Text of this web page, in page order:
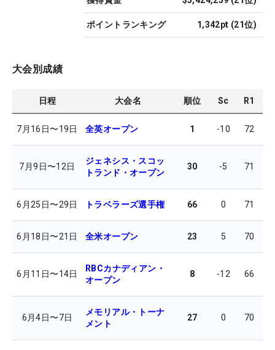
ポイントランキング 1,342pt (21位)
大会別成績
日程 大会名 順位 Sc R1
7月16日〜19日 全英オープン 1 -10 72
7月9日〜12日
ジェネシス・スコッ
トランド・オープン
30 -5 71
6月25日〜29日 トラベラーズ選手権 66 0 71
6月18日〜21日 全米オープン 23 5 70
6月11日〜14日
RBCカナディアン・
オープン
8 -12 66
6月4日〜7日
メモリアル・トーナ
メント
27 0 70